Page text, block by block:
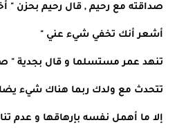
صداقته مع رحيم , قال رحيم بحزن "
أشعر أنك تخفي شيء عني "
تنهد عمر مستسلما و قال بجدية "
تتحدث مع ولدك ربما هناك شيء
إلا ما أهمل نفسه بإرهاقها و عدم